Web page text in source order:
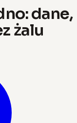
dane,
żalu